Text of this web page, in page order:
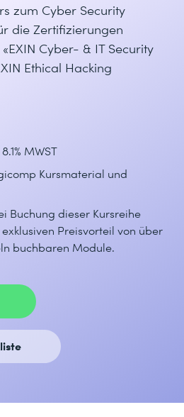
zum Cyber Security
die Zertifizierungen
Cyber- & IT Security
Ethical Hacking
MWST
Kursmaterial und
Buchung dieser Kursreihe
Preisvorteil von über
buchbaren Module.